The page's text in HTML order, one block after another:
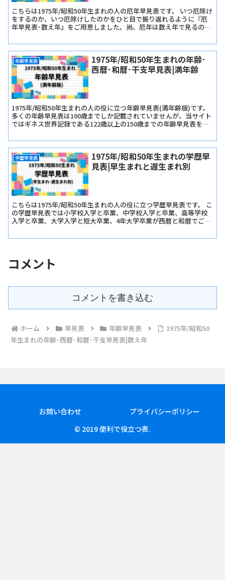
こちらは1975年/昭和50年生まれの人の厄年早見表です。 いつ厄除け
をするのか、いつ厄除けしたのかをひと目で振り返れるように『厄
年早見表･数え年』をご用意しました。尚、厄年は数え年で見るので
年齢早見表
1975年/昭和50年生まれの年齢･
西暦･和暦･干支早見表|満年齢
1975年/昭和50年生まれの人の役に立つ年齢早見表(満年齢版)です。
多くの年齢早見表は100歳までしか記載されていませんが、当サイト
ではギネス世界記録である122歳以上の150歳までの年齢早見表を記
学歴早見表
1975年/昭和50年生まれの学歴早
見表|早生まれと遅生まれ別
こちらは1975年/昭和50年生まれの人の役に立つ学歴早見表です。 こ
の学歴早見表では小学校入学と卒業、中学校入学と卒業、高等学校
入学と卒業、大学入学と短大卒業、4年大学卒業が西暦と和暦でご確
コメント
コメントを書き込む
ホーム 早見表 年齢早見表
1975年/昭和50
年生まれの年齢･西暦･和暦･干支早見表|数え年
お問い合わせ
プライバシーポリシー
© 2019 便利で役立つ表.